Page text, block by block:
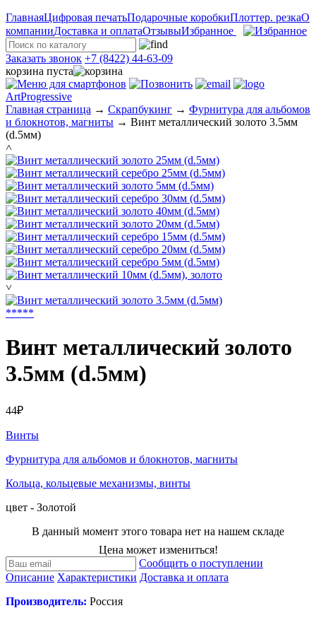
ГлавнаяЦифровая печатьПодарочные коробкиПлоттер. резкаО
компанииДоставка и оплатаОтзывыИзбранное
Заказать звонок +7 (8422) 44-63-09
корзина пуста
ArtProgressive
Главная страница → Скрапбукинг → Фурнитура для альбомов
и блокнотов, магниты → Винт металлический золото 3.5мм
(d.5мм)
˄
˅
*****
Винт металлический золото
3.5мм (d.5мм)
44₽
Винты
Фурнитура для альбомов и блокнотов, магниты
Кольца, кольцевые механизмы, винты
цвет - Золотой
В данный момент этого товара нет на нашем складе
Цена может измениться!
Сообщить о поступлении
Описание Характеристики Доставка и оплата
Производитель: Россия